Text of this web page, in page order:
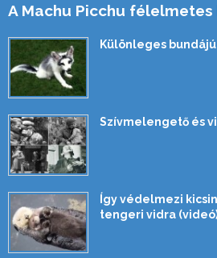
A Machu Picchu
Különleges
Szívmelengető és
Így védelmezi
tengeri vidra